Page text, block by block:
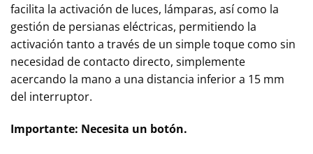
facilita la activación de luces, lámparas, así como la
gestión de persianas eléctricas, permitiendo la
activación tanto a través de un simple toque como sin
necesidad de contacto directo, simplemente
acercando la mano a una distancia inferior a 15 mm
del interruptor.
Importante: Necesita un botón.